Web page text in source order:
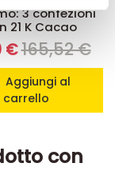
combinarle
o che hanno
3 confezioni
21 K Cacao
€165,52 €
carrello
con